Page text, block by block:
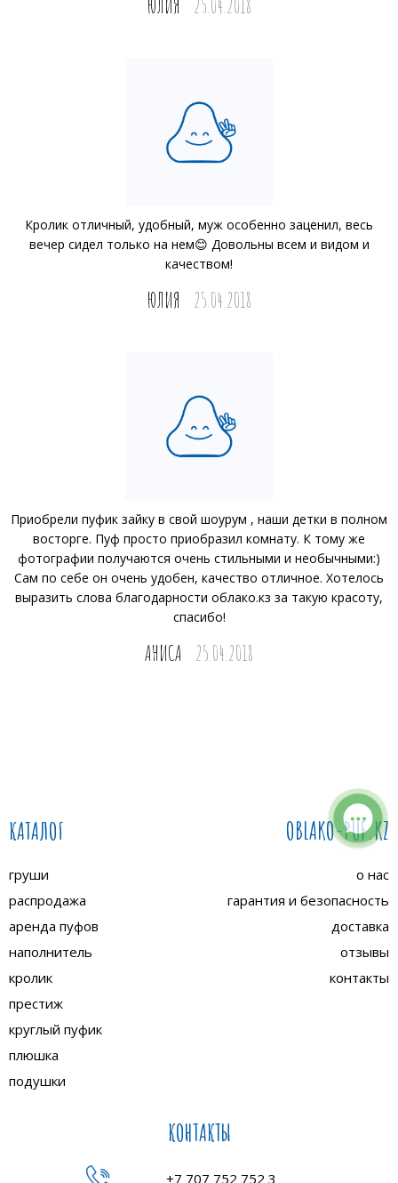
ЮЛИЯ 25.04.2018
Кролик отличный, удобный, муж особенно заценил, весь
вечер сидел только на нем😊 Довольны всем и видом и
качеством!
ЮЛИЯ 25.04.2018
Приобрели пуфик зайку в свой шоурум , наши детки в полном
восторге. Пуф просто приобразил комнату. К тому же
фотографии получаются очень стильными и необычными:)
Сам по себе он очень удобен, качество отличное. Хотелось
выразить слова благодарности облако.кз за такую красоту,
спасибо!
АНИСА 25.04.2018
КАТАЛОГ
груши
распродажа
аренда пуфов
наполнитель
кролик
престиж
круглый пуфик
плюшка
подушки
OBLAKO-PUF.KZ
о нас
гарантия и безопасность
доставка
отзывы
контакты
КОНТАКТЫ
+7 707 752 752 3